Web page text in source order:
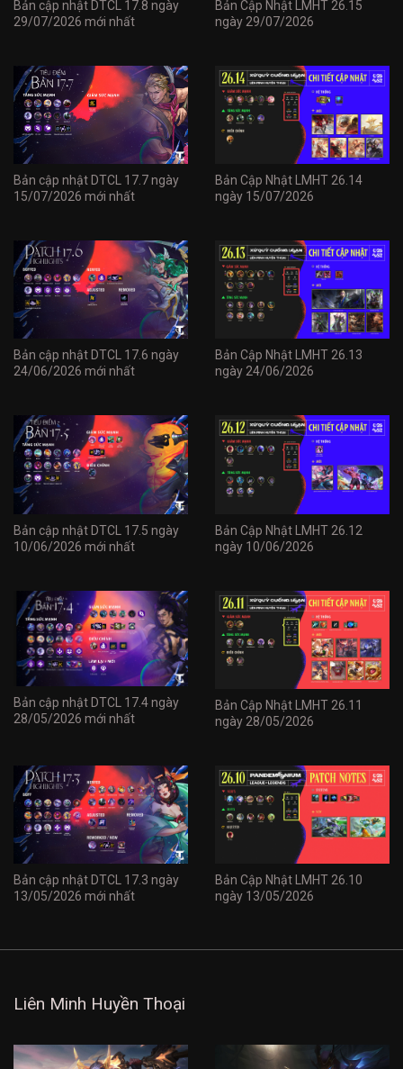
Bản cập nhật DTCL 17.8 ngày
29/07/2026 mới nhất
Bản Cập Nhật LMHT 26.15
ngày 29/07/2026
Bản cập nhật DTCL 17.7 ngày
15/07/2026 mới nhất
Bản Cập Nhật LMHT 26.14
ngày 15/07/2026
Bản cập nhật DTCL 17.6 ngày
24/06/2026 mới nhất
Bản Cập Nhật LMHT 26.13
ngày 24/06/2026
Bản cập nhật DTCL 17.5 ngày
10/06/2026 mới nhất
Bản Cập Nhật LMHT 26.12
ngày 10/06/2026
Bản cập nhật DTCL 17.4 ngày
28/05/2026 mới nhất
Bản Cập Nhật LMHT 26.11
ngày 28/05/2026
Bản cập nhật DTCL 17.3 ngày
13/05/2026 mới nhất
Bản Cập Nhật LMHT 26.10
ngày 13/05/2026
Liên Minh Huyền Thoại